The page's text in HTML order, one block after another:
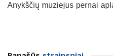
Anykščių muziejus pernai